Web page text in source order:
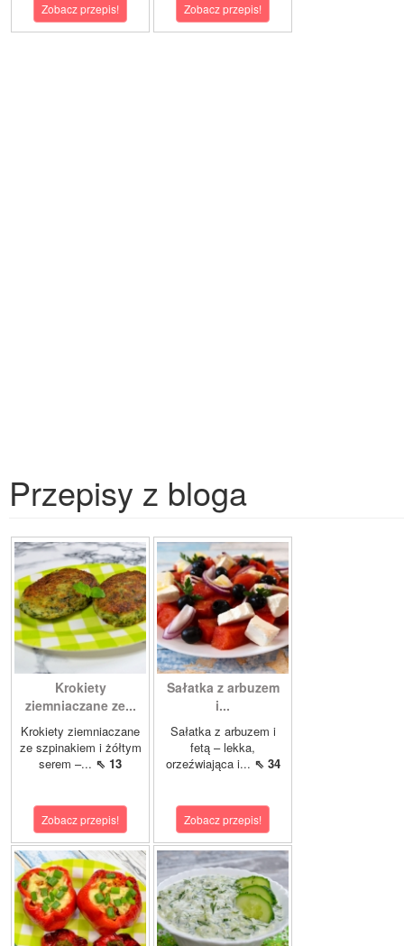
Zobacz przepis! Zobacz przepis!
Przepisy z bloga
Krokiety
ziemniaczane ze...
Krokiety ziemniaczane
ze szpinakiem i żółtym
serem –... ⇖ 13
Zobacz przepis!
Sałatka z arbuzem
i...
Sałatka z arbuzem i
fetą – lekka,
orzeźwiająca i... ⇖ 34
Zobacz przepis!